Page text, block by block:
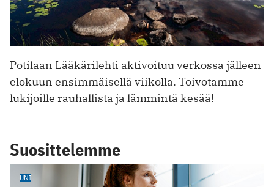
Potilaan Lääkärilehti aktivoituu verkossa jälleen
elokuun ensimmäisellä viikolla. Toivotamme
lukijoille rauhallista ja lämmintä kesää!
Suosittelemme
UNI